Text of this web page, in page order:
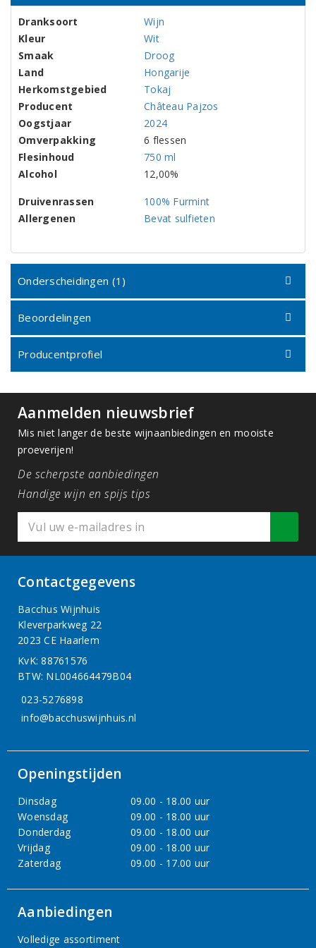
Dranksoort
Wijn
Kleur
Wit
Smaak
Droog
Land
Hongarije
Herkomstgebied
Tokaj
Producent
Château Pajzos
Oogstjaar
2024
Omverpakking
6 flessen
Flesinhoud
750 ml
Alcohol
12,00%
Druivenrassen
100% Furmint
Allergenen
Bevat sulfieten
Onderscheidingen (1)
Beoordelingen
Producentprofiel
Aanmelden nieuwsbrief
Mis niet langer de beste wijnaanbiedingen en mooiste
proeverijen!
De scherpste aanbiedingen
Handige wijn en spijs tips
Contactgegevens
Bacchus Wijnhuis
Kleverparkweg 22
2023 CE Haarlem
KvK: 88761576
BTW: NL004664479B04
023-5276898
info@bacchuswijnhuis.nl
Openingstijden
Dinsdag
09.00 - 18.00 uur
Woensdag
09.00 - 18.00 uur
Donderdag
09.00 - 18.00 uur
Vrijdag
09.00 - 18.00 uur
Zaterdag
09.00 - 17.00 uur
Aanbiedingen
Volledige assortiment